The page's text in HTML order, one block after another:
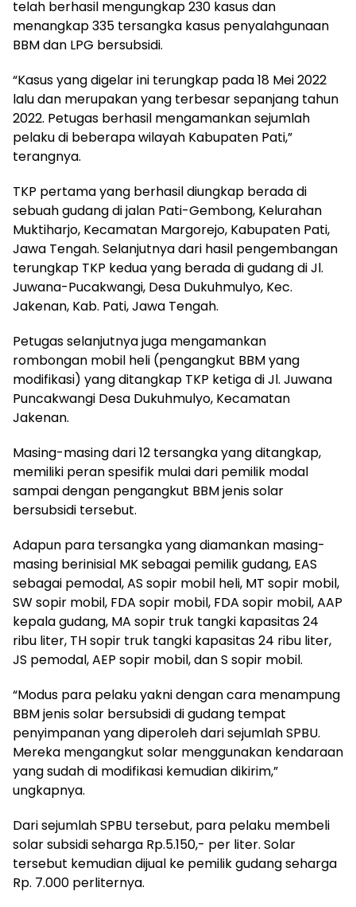
telah berhasil mengungkap 230 kasus dan
menangkap 335 tersangka kasus penyalahgunaan
BBM dan LPG bersubsidi.
“Kasus yang digelar ini terungkap pada 18 Mei 2022
lalu dan merupakan yang terbesar sepanjang tahun
2022. Petugas berhasil mengamankan sejumlah
pelaku di beberapa wilayah Kabupaten Pati,”
terangnya.
TKP pertama yang berhasil diungkap berada di
sebuah gudang di jalan Pati-Gembong, Kelurahan
Muktiharjo, Kecamatan Margorejo, Kabupaten Pati,
Jawa Tengah. Selanjutnya dari hasil pengembangan
terungkap TKP kedua yang berada di gudang di Jl.
Juwana-Pucakwangi, Desa Dukuhmulyo, Kec.
Jakenan, Kab. Pati, Jawa Tengah.
Petugas selanjutnya juga mengamankan
rombongan mobil heli (pengangkut BBM yang
modifikasi) yang ditangkap TKP ketiga di Jl. Juwana
Puncakwangi Desa Dukuhmulyo, Kecamatan
Jakenan.
Masing-masing dari 12 tersangka yang ditangkap,
memiliki peran spesifik mulai dari pemilik modal
sampai dengan pengangkut BBM jenis solar
bersubsidi tersebut.
Adapun para tersangka yang diamankan masing-
masing berinisial MK sebagai pemilik gudang, EAS
sebagai pemodal, AS sopir mobil heli, MT sopir mobil,
SW sopir mobil, FDA sopir mobil, FDA sopir mobil, AAP
kepala gudang, MA sopir truk tangki kapasitas 24
ribu liter, TH sopir truk tangki kapasitas 24 ribu liter,
JS pemodal, AEP sopir mobil, dan S sopir mobil.
“Modus para pelaku yakni dengan cara menampung
BBM jenis solar bersubsidi di gudang tempat
penyimpanan yang diperoleh dari sejumlah SPBU.
Mereka mengangkut solar menggunakan kendaraan
yang sudah di modifikasi kemudian dikirim,”
ungkapnya.
Dari sejumlah SPBU tersebut, para pelaku membeli
solar subsidi seharga Rp.5.150,- per liter. Solar
tersebut kemudian dijual ke pemilik gudang seharga
Rp. 7.000 perliternya.